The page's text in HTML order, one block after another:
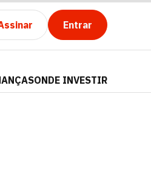
Entrar
ONDE INVESTIR